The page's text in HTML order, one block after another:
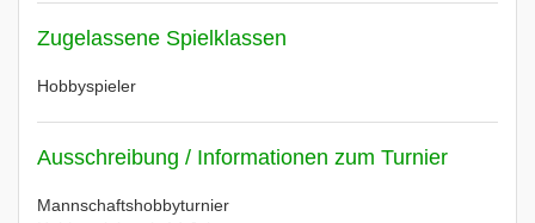
Zugelassene Spielklassen
Hobbyspieler
Ausschreibung / Informationen zum Turnier
Mannschaftshobbyturnier